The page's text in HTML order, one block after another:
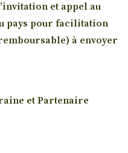
et appel au
pays pour facilitation
à envoyer
et Partenaire